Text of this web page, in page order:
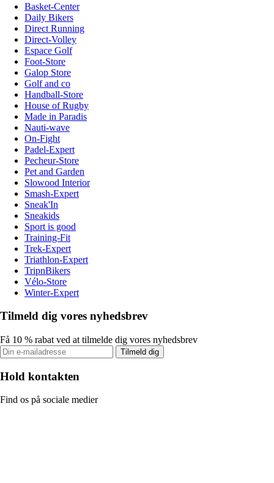
Basket-Center
Daily Bikers
Direct Running
Direct-Volley
Espace Golf
Foot-Store
Galop Store
Golf and co
Handball-Store
House of Rugby
Made in Paradis
Nauti-wave
On-Fight
Padel-Expert
Pecheur-Store
Pet and Garden
Slowood Interior
Smash-Expert
Sneak'In
Sneakids
Sport is good
Training-Fit
Trek-Expert
Triathlon-Expert
TripnBikers
Vélo-Store
Winter-Expert
Tilmeld dig vores nyhedsbrev
Få 10 % rabat ved at tilmelde dig vores nyhedsbrev
Tilmeld dig
Hold kontakten
Find os på sociale medier